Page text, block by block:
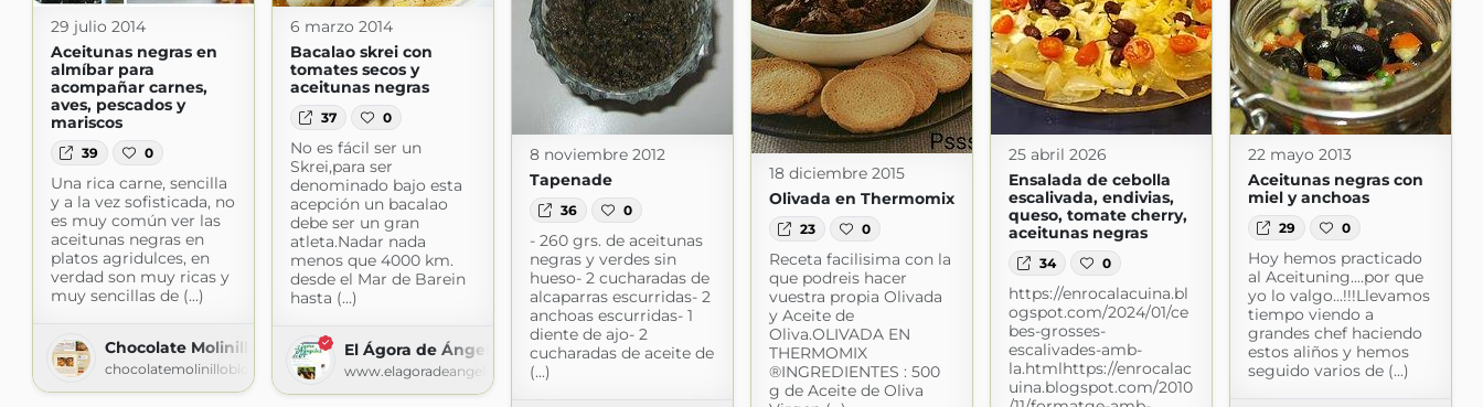
29 julio 2014
Aceitunas negras en
almíbar para
acompañar carnes,
aves, pescados y
mariscos
39 0
Una rica carne, sencilla
y a la vez sofisticada, no
es muy común ver las
aceitunas negras en
platos agridulces, en
verdad son muy ricas y
muy sencillas de (...)
Chocolate Molinillo
chocolatemolinilloblog.blogspot.com
6 marzo 2014
Bacalao skrei con
tomates secos y
aceitunas negras
37 0
No es fácil ser un
Skrei,para ser
denominado bajo esta
acepción un bacalao
debe ser un gran
atleta.Nadar nada
menos que 4000 km.
desde el Mar de Barein
hasta (...)
El Ágora de Ángeles
www.elagoradeangeles.com
8 noviembre 2012
Tapenade
36 0
- 260 grs. de aceitunas
negras y verdes sin
hueso- 2 cucharadas de
alcaparras escurridas- 2
anchoas escurridas- 1
diente de ajo- 2
cucharadas de aceite de
(...)
25 abril 2026
Ensalada de cebolla
escalivada, endivias,
queso, tomate cherry,
aceitunas negras
34 0
https://enrocalacuina.bl
ogspot.com/2024/01/ce
bes-grosses-
escalivades-amb-
la.htmlhttps://enrocalac
uina.blogspot.com/2010
22 mayo 2013
Aceitunas negras con
miel y anchoas
29 0
Hoy hemos practicado
al Aceituning....por que
yo lo valgo...!!!Llevamos
tiempo viendo a
grandes chef haciendo
estos aliños y hemos
seguido varios de (...)
18 diciembre 2015
Olivada en Thermomix
23 0
Receta facilisima con la
que podreis hacer
vuestra propia Olivada
y Aceite de
Oliva.OLIVADA EN
THERMOMIX
®INGREDIENTES : 500
g de Aceite de Oliva